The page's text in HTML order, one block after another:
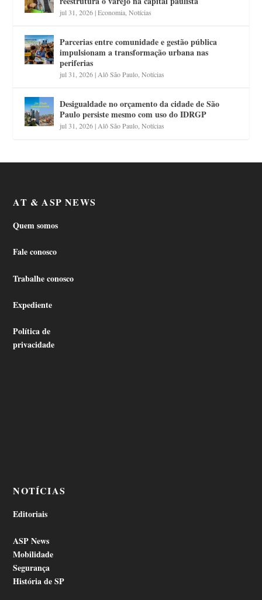
jul 31, 2026|Economia ,Notícias
Parcerias entre comunidade e gestão pública
impulsionam a transformação urbana nas
periferias
jul 31, 2026| Alô São Paulo ,Notícias
Desigualdade no orçamento da cidade de São
Paulo persiste mesmo com uso do IDRGP
jul 31, 2026| Alô São Paulo ,Notícias
AT & ASP NEWS
Quem somos
Fale conosco
Trabalhe conosco
Expediente
Política de
privacidade
NOTÍCIAS
Editoriais
ASP News
Mobilidade
Segurança
História de SP